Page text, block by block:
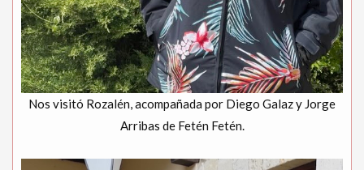
Nos visitó Rozalén, acompañada por Diego Galaz y Jorge
Arribas de Fetén Fetén.